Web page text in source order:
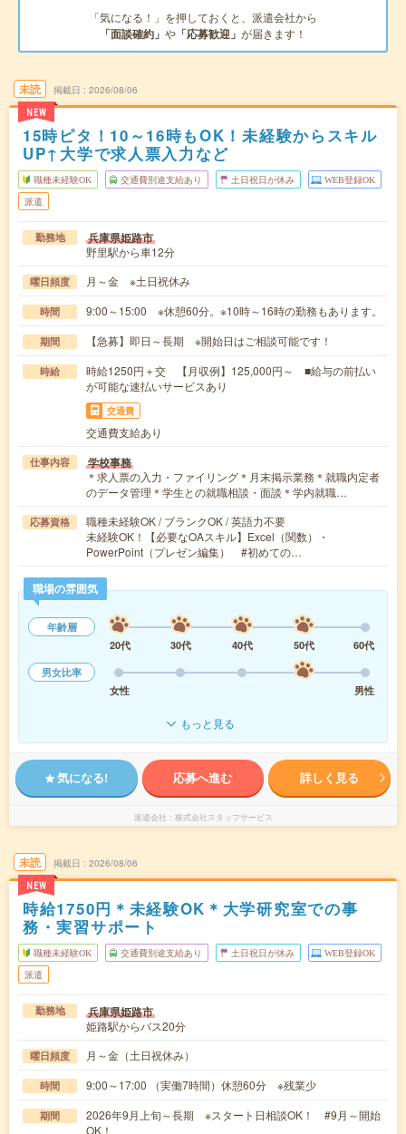
「気になる！」を押しておくと、派遣会社から
「面談確約」 や 「応募歓迎」 が届きます！
未読
NEW
掲載日 2026/08/06
15時ピタ！10～16時もOK！未経験からスキル
UP↑大学で求人票入力など
職種未経験OK 交通費別途支給あり 土日祝日が休み WEB登録OK
派遣
勤務地 兵庫県姫路市
野里駅から車12分
曜日頻度 月～金 ※土日祝休み
時間 9:00～15:00 ※休憩60分。※10時～16時の勤務もあります。
期間 【急募】即日～長期 ※開始日はご相談可能です！
時給
時給1250円＋交 【月収例】125,000円～ ■給与の前払い
が可能な速払いサービスあり
交通費
交通費支給あり
仕事内容 学校事務
＊求人票の入力・ファイリング＊月末掲示業務＊就職内定者
のデータ管理＊学生との就職相談・面談＊学内就職…
応募資格
職種未経験OK / ブランクOK / 英語力不要
未経験OK！【必要なOAスキル】Excel（関数）・
PowerPoint（プレゼン編集） #初めての…
職場の雰囲気
年齢層
20代
30代 40代 50代
60代
男女比率
女性
男性
もっと見る
気になる! 応募へ進む 詳しく見る
派遣会社 株式会社スタッフサービス
未読
NEW
掲載日 2026/08/06
時給1750円＊未経験OK＊大学研究室での事
務・実習サポート
職種未経験OK 交通費別途支給あり 土日祝日が休み WEB登録OK
派遣
勤務地 兵庫県姫路市
姫路駅からバス20分
曜日頻度 月～金（土日祝休み）
時間 9:00～17:00 （実働7時間）休憩60分 ※残業少
期間
2026年9月上旬～長期 ※スタート日相談OK！ #9月～開始
OK！